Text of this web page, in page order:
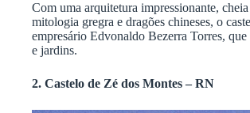
Com uma arquitetura impressionante,
mitologia gregra e dragões chineses, o
empresário Edvonaldo Bezerra Torres,
e jardins.
2. Castelo de Zé dos Montes – RN